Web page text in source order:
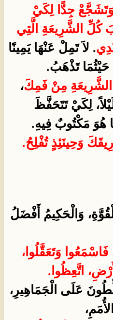
وَتَشَجَّعْ جِدًّا لِكَيْ
الشَّرِيعَةِ الَّتِي
. لاَ تَمِلْ عَنْهَا يَمِينًا
حَيْثُمَا تَذْهَبُ.
الشَّرِيعَةِ مِنْ فَمِكَ،
لِكَيْ تَتَحَفَّظَ
مَكْتُوبٌ فِيهِ.
وَحِينَئِذٍ تُفْلِحُ.
وَالْحَكِيمُ أَفْضَلُ
فَاسْمَعُوا وَتَعَقَّلُوا،
اتَّعِظُوا.
عَلَى الْجَمَاهِيرِ،